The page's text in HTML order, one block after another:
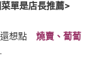
單是店長推薦>
想點 燒賣、蔔蔔